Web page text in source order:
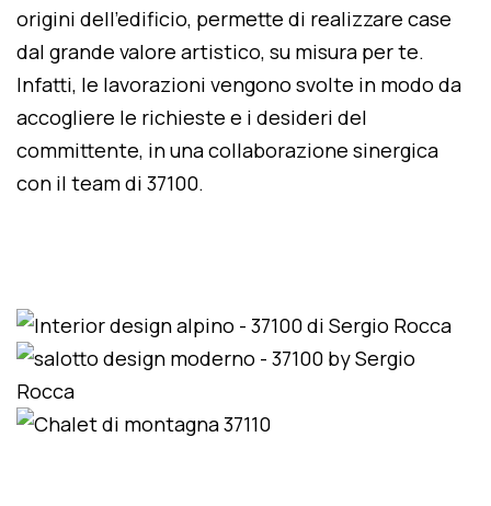
origini dell'edificio, permette di realizzare case
dal grande valore artistico, su misura per te.
Infatti, le lavorazioni vengono svolte in modo da
accogliere le richieste e i desideri del
committente, in una collaborazione sinergica
con il team di 37100.